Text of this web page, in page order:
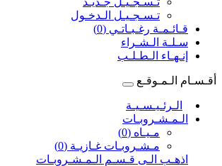
تـسـجـيـل الـدخـول
قـائـمـة رغـبـاتـي (0)
سـلـة الـشـراء
إنـهـاء الـطـلـب
أقـسـام الـمـوقـع
الـرئـيـسـيـة
الـمـشـروبـات
مـيـاه (0)
مـشـروبـات غـازيـة (0)
اذهـب الـى قـسـم الـمـشـروبـات